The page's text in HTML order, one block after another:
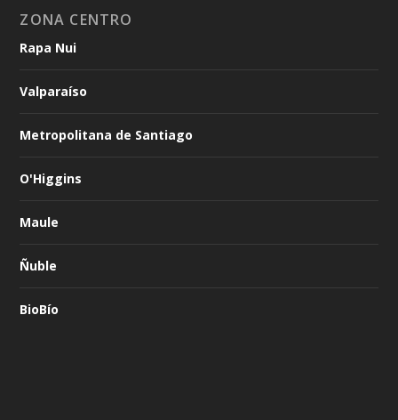
ZONA CENTRO
Rapa Nui
Valparaíso
Metropolitana de Santiago
O'Higgins
Maule
Ñuble
BioBío